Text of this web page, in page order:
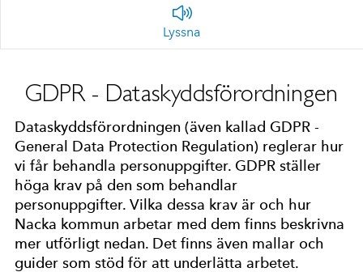
Lyssna
GDPR - Dataskyddsförordningen
Dataskyddsförordningen (även kallad GDPR -
General Data Protection Regulation) reglerar hur
vi får behandla personuppgifter. GDPR ställer
höga krav på den som behandlar
personuppgifter. Vilka dessa krav är och hur
Nacka kommun arbetar med dem finns beskrivna
mer utförligt nedan. Det finns även mallar och
guider som stöd för att underlätta arbetet.